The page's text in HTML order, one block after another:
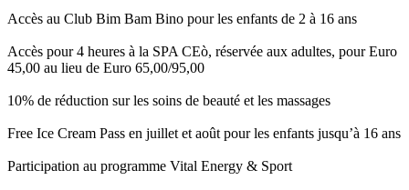
Accès au Club Bim Bam Bino pour les enfants de 2 à 16 ans
Accès pour 4 heures à la SPA CEò, réservée aux adultes, pour Euro
45,00 au lieu de Euro 65,00/95,00
10% de réduction sur les soins de beauté et les massages
Free Ice Cream Pass en juillet et août pour les enfants jusqu’à 16 ans
Participation au programme Vital Energy & Sport